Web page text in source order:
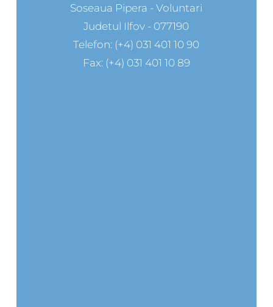
Soseaua Pipera - Voluntari
Judetul Ilfov - 077190
Telefon: (+4) 031 401 10 90
Fax: (+4) 031 401 10 89